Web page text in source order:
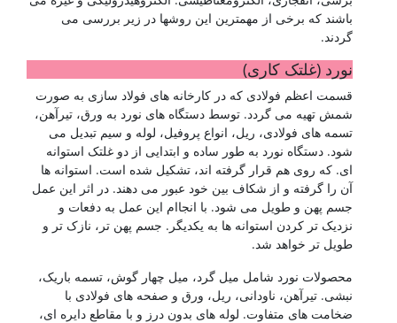
باشند که برخی از مهمترین این روشها در زیر بررسی می
گردند.
نورد (غلتک کاری)
قسمت اعظم فولادی که در کارخانه های فولاد سازی به صورت
شمش تهیه می گردد. توسط دستگاه های نورد به ورق، تیرآهن،
تسمه های فولادی، ریل، انواع پروفیل، لوله و سیم تبدیل می
شود. دستگاه نورد به طور ساده و ابتدایی از دو غلتک استوانه
ای. که روی هم قرار گرفته اند، تشکیل شده است. استوانه ها
آن را گرفته و از شکاف بین خود عبور می دهند. در اثر این عمل
جسم پهن و طویل می شود. با انجاام این عمل به دفعات و
نزدیک تر کردن استوانه ها به یکدیگر. جسم پهن تر، نازک تر و
طویل تر خواهد شد.
محصولات نورد شامل میل گرد، میل چهار گوش، تسمه باریک،
نبشی. تیرآهن، ناودانی، ریل، ورق و صفحه های فولادی با
ضخامت های متفاوت. لوله های بدون درز و با مقاطع دایره ای،